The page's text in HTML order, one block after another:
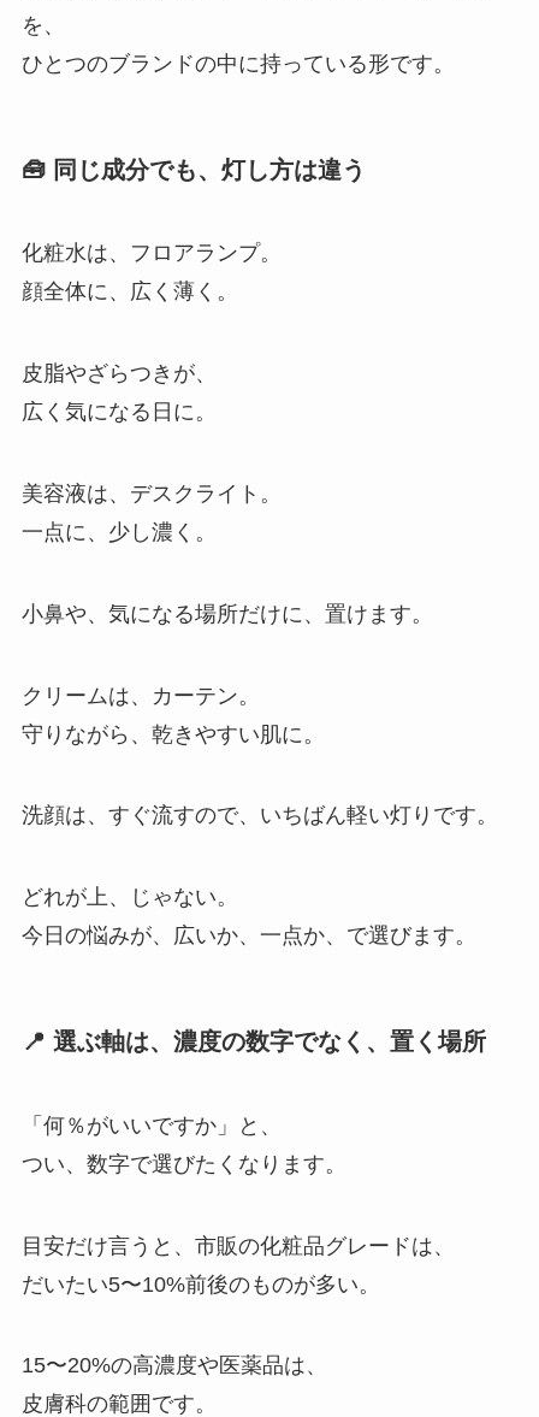
を、
ひとつのブランドの中に持っている形です。
🧰 同じ成分でも、灯し方は違う
化粧水は、フロアランプ。
顔全体に、広く薄く。
皮脂やざらつきが、
広く気になる日に。
美容液は、デスクライト。
一点に、少し濃く。
小鼻や、気になる場所だけに、置けます。
クリームは、カーテン。
守りながら、乾きやすい肌に。
洗顔は、すぐ流すので、いちばん軽い灯りです。
どれが上、じゃない。
今日の悩みが、広いか、一点か、で選びます。
📍 選ぶ軸は、濃度の数字でなく、置く場所
「何％がいいですか」と、
つい、数字で選びたくなります。
目安だけ言うと、市販の化粧品グレードは、
だいたい5〜10%前後のものが多い。
15〜20%の高濃度や医薬品は、
皮膚科の範囲です。